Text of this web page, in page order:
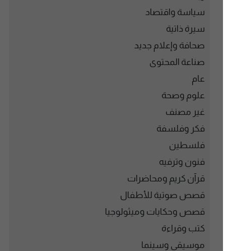
سياسة واقتصاد
سيرة ذاتية
صحافة وإعلام جديد
صناعة المحتوى
عام
علوم وصحة
غير مصنف
فكر وفلسفة
فلسطين
فنون وترفيه
قرآن كريم ومحاضرات
قصص صوتية للأطفال
قصص وحكايات وميثولوجيا
كتب وقراءة
موسيقى وسينما